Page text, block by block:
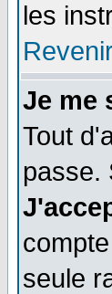
les
Je me
Tout
passe.
seule